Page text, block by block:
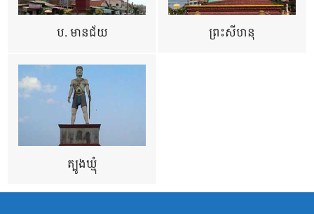
ប. មានជ័យ ព្រះសីហនុ
ត្បូងឃ្មុំ